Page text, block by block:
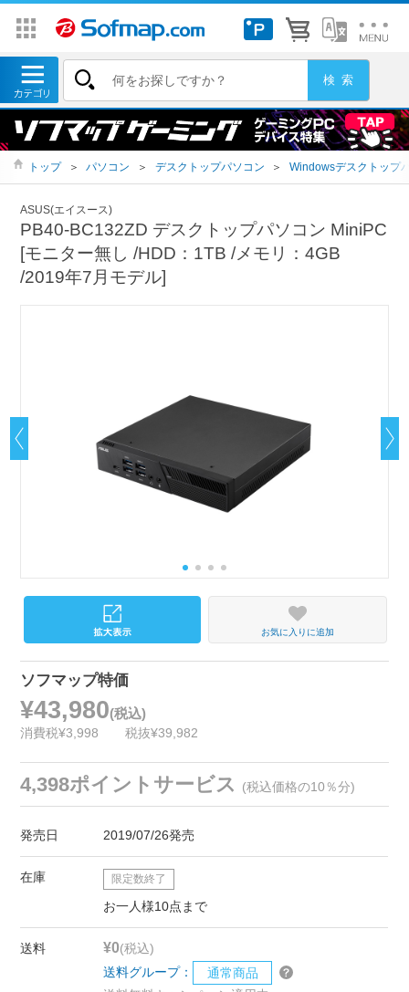
トップ ＞ パソコン ＞ デスクトップパソコン ＞ Windowsデスクトップ
ASUS(エイスース)
PB40-BC132ZD デスクトップパソコン MiniPC
[モニター無し /HDD：1TB /メモリ：4GB
/2019年7月モデル]
お気に入りに追加
ソフマップ特価
¥43,980(税込)
消費税¥3,998 税抜¥39,982
4,398ポイントサービス (税込価格の10％分)
発売日 2019/07/26発売
在庫 限定数終了
お一人様10点まで
送料 ¥0(税込)
送料グループ：
通常商品